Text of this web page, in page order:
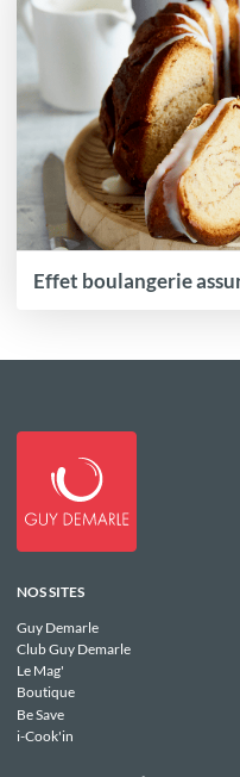
Effet boulangerie
NOS SITES
Guy Demarle
Club Guy Demarle
Le Mag'
Boutique
Be Save
i-Cook'in